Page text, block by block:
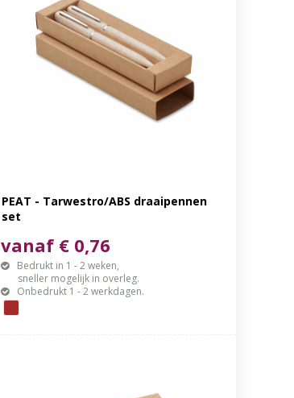
PEAT - Tarwestro/ABS draaipennen
set
vanaf € 0,76
Bedrukt in 1 - 2 weken,
sneller mogelijk in overleg.
Onbedrukt 1 - 2 werkdagen.